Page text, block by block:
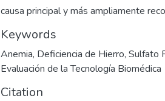
causa principal y más ampliamente
Keywords
Anemia, Deficiencia de Hierro, Sulfato
Evaluación de la Tecnología Biomédica
Citation